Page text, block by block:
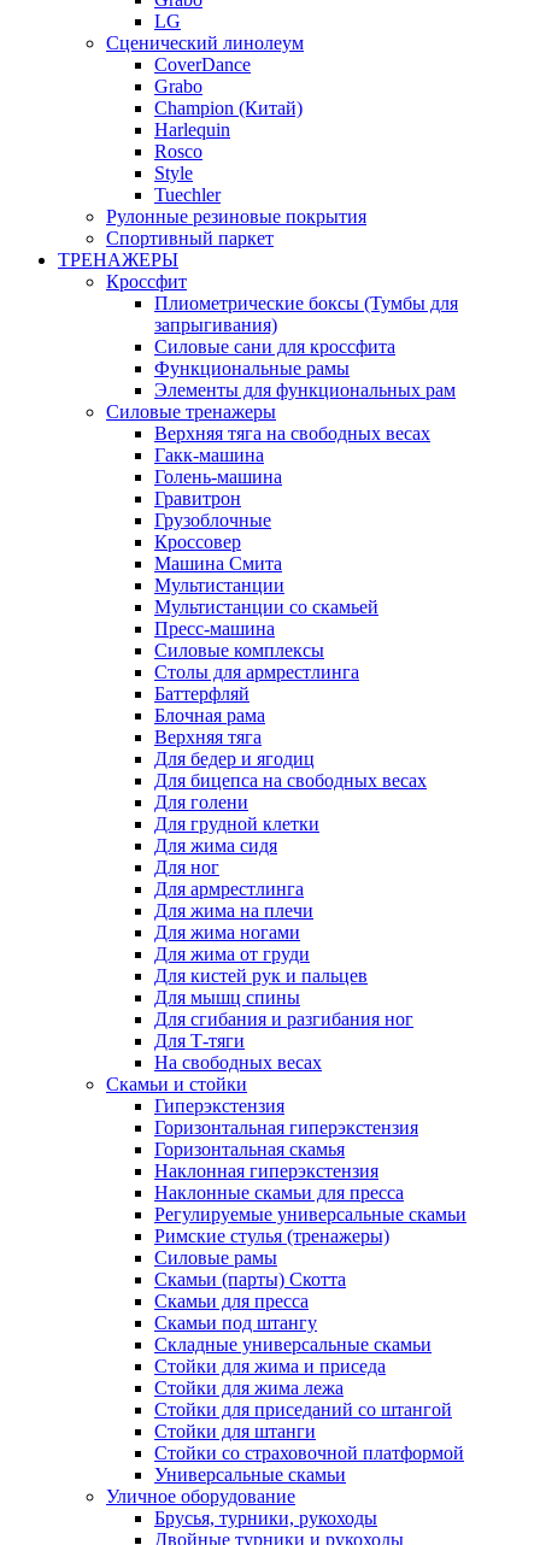
LG
Сценический линолеум
CoverDance
Grabo
Champion (Китай)
Harlequin
Rosco
Style
Tuechler
Рулонные резиновые покрытия
Спортивный паркет
ТРЕНАЖЕРЫ
Кроссфит
Плиометрические боксы (Тумбы для
запрыгивания)
Силовые сани для кроссфита
Функциональные рамы
Элементы для функциональных рам
Силовые тренажеры
Верхняя тяга на свободных весах
Гакк-машина
Голень-машина
Гравитрон
Грузоблочные
Кроссовер
Машина Смита
Мультистанции
Мультистанции со скамьей
Пресс-машина
Силовые комплексы
Столы для армрестлинга
Баттерфляй
Блочная рама
Верхняя тяга
Для бедер и ягодиц
Для бицепса на свободных весах
Для голени
Для грудной клетки
Для жима сидя
Для ног
Для армрестлинга
Для жима на плечи
Для жима ногами
Для жима от груди
Для кистей рук и пальцев
Для мышц спины
Для сгибания и разгибания ног
Для Т-тяги
На свободных весах
Скамьи и стойки
Гиперэкстензия
Горизонтальная гиперэкстензия
Горизонтальная скамья
Наклонная гиперэкстензия
Наклонные скамьи для пресса
Регулируемые универсальные скамьи
Римские стулья (тренажеры)
Силовые рамы
Скамьи (парты) Скотта
Скамьи для пресса
Скамьи под штангу
Складные универсальные скамьи
Стойки для жима и приседа
Стойки для жима лежа
Стойки для приседаний со штангой
Стойки для штанги
Стойки со страховочной платформой
Универсальные скамьи
Уличное оборудование
Брусья, турники, рукоходы
Двойные турники и рукоходы